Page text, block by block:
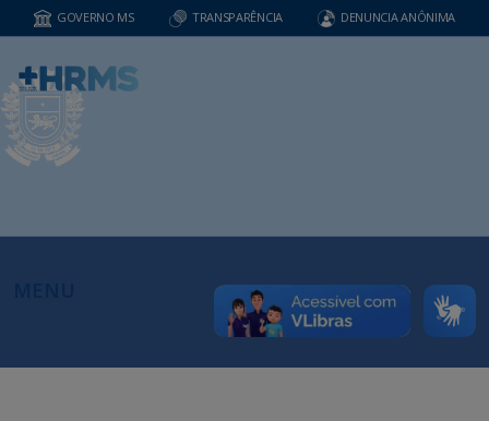
GOVERNO MS TRANSPARÊNCIA DENUNCIA ANÔNIMA